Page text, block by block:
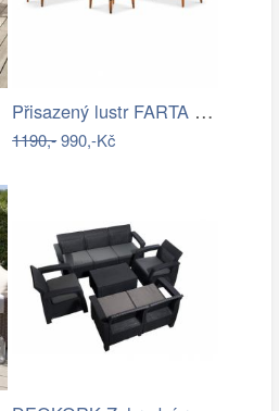
Přisazený lustr FARTA 5xE27/60W/230V…
1190,-990,-Kč